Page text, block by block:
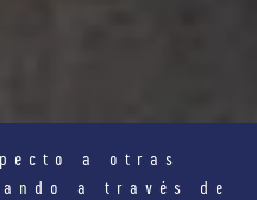
a otras
a través de